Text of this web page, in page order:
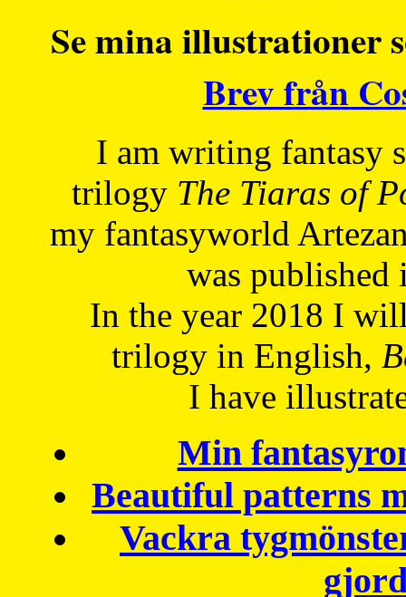
Se mina illustrationer
Brev från
I am writing fantasy
trilogy The Tiaras of
my fantasyworld
was published
In the year 2018 I
trilogy in English,
I have
Min
Beautiful patterns
Vackra